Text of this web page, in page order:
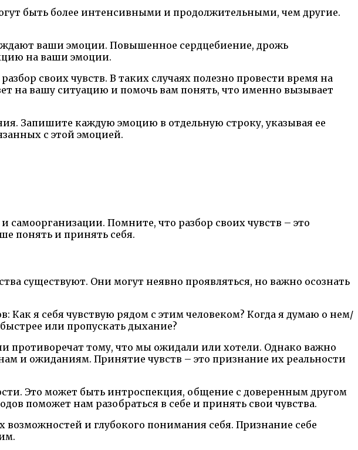
быть более интенсивными и продолжительными, чем другие.
ваши эмоции. Повышенное сердцебиение, дрожь
на ваши эмоции.
своих чувств. В таких случаях полезно провести время на
на вашу ситуацию и помочь вам понять, что именно вызывает
Запишите каждую эмоцию в отдельную строку, указывая ее
с этой эмоцией.
самоорганизации. Помните, что разбор своих чувств – это
понять и принять себя.
существуют. Они могут неявно проявляться, но важно осознать
Как я себя чувствую рядом с этим человеком? Когда я думаю о нем/
или пропускать дыхание?
противоречат тому, что мы ожидали или хотели. Однако важно
и ожиданиям. Принятие чувств – это признание их реальности
Это может быть интроспекция, общение с доверенным другом
поможет нам разобраться в себе и принять свои чувства.
и глубокого понимания себя. Признание себе